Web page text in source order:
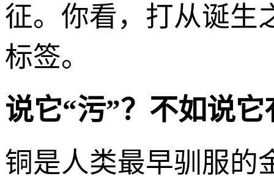
征。你看，打从诞生
标签。
说它“污”？不如说
铜是人类最早驯服的